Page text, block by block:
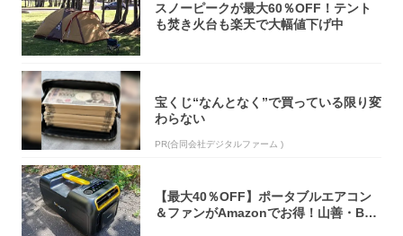
スノーピークが最大60％OFF！テント
も焚き火台も楽天で大幅値下げ中
宝くじ“なんとなく”で買っている限り変
わらない
PR(合同会社デジタルファーム )
【最大40％OFF】ポータブルエアコン
＆ファンがAmazonでお得！山善・Bo